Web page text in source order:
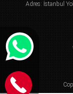
Adres: İstanbul